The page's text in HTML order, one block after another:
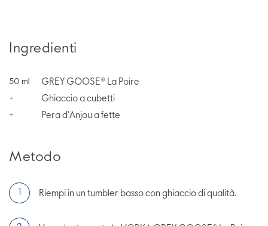
Ingredienti
50 ml GREY GOOSE® La Poire
+ Ghiaccio a cubetti
+ Pera d'Anjou a fette
Metodo
Riempi in un tumbler basso con ghiaccio di qualità.